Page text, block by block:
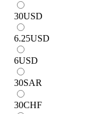
30USD
6.25USD
6USD
30SAR
30CHF